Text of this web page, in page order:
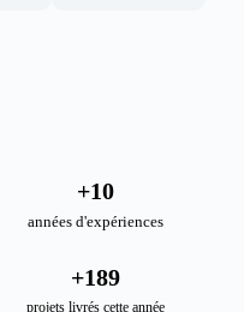
années d'expériences
+10
projets livrés cette année
+189